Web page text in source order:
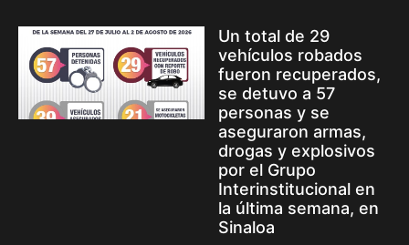
Un total de 29
vehículos robados
fueron recuperados,
se detuvo a 57
personas y se
aseguraron armas,
drogas y explosivos
por el Grupo
Interinstitucional en
la última semana, en
Sinaloa